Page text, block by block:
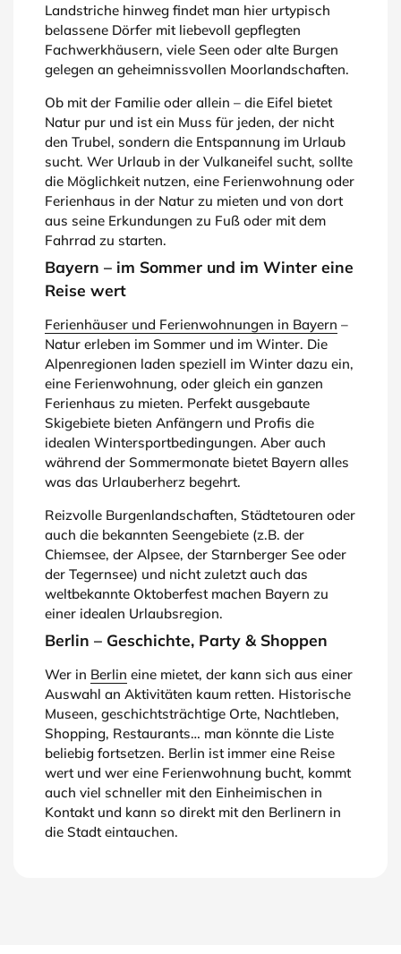
Landstriche hinweg findet man hier urtypisch
belassene Dörfer mit liebevoll gepflegten
Fachwerkhäusern, viele Seen oder alte Burgen
gelegen an geheimnissvollen Moorlandschaften.
Ob mit der Familie oder allein – die Eifel bietet
Natur pur und ist ein Muss für jeden, der nicht
den Trubel, sondern die Entspannung im Urlaub
sucht. Wer Urlaub in der Vulkaneifel sucht, sollte
die Möglichkeit nutzen, eine Ferienwohnung oder
Ferienhaus in der Natur zu mieten und von dort
aus seine Erkundungen zu Fuß oder mit dem
Fahrrad zu starten.
Bayern – im Sommer und im Winter eine
Reise wert
Ferienhäuser und Ferienwohnungen in Bayern –
Natur erleben im Sommer und im Winter. Die
Alpenregionen laden speziell im Winter dazu ein,
eine Ferienwohnung, oder gleich ein ganzen
Ferienhaus zu mieten. Perfekt ausgebaute
Skigebiete bieten Anfängern und Profis die
idealen Wintersportbedingungen. Aber auch
während der Sommermonate bietet Bayern alles
was das Urlauberherz begehrt.
Reizvolle Burgenlandschaften, Städtetouren oder
auch die bekannten Seengebiete (z.B. der
Chiemsee, der Alpsee, der Starnberger See oder
der Tegernsee) und nicht zuletzt auch das
weltbekannte Oktoberfest machen Bayern zu
einer idealen Urlaubsregion.
Berlin – Geschichte, Party & Shoppen
Wer in Berlin eine mietet, der kann sich aus einer
Auswahl an Aktivitäten kaum retten. Historische
Museen, geschichtsträchtige Orte, Nachtleben,
Shopping, Restaurants… man könnte die Liste
beliebig fortsetzen. Berlin ist immer eine Reise
wert und wer eine Ferienwohnung bucht, kommt
auch viel schneller mit den Einheimischen in
Kontakt und kann so direkt mit den Berlinern in
die Stadt eintauchen.